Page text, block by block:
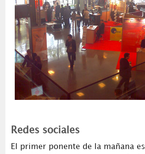
Redes sociales
El primer ponente de la mañana es